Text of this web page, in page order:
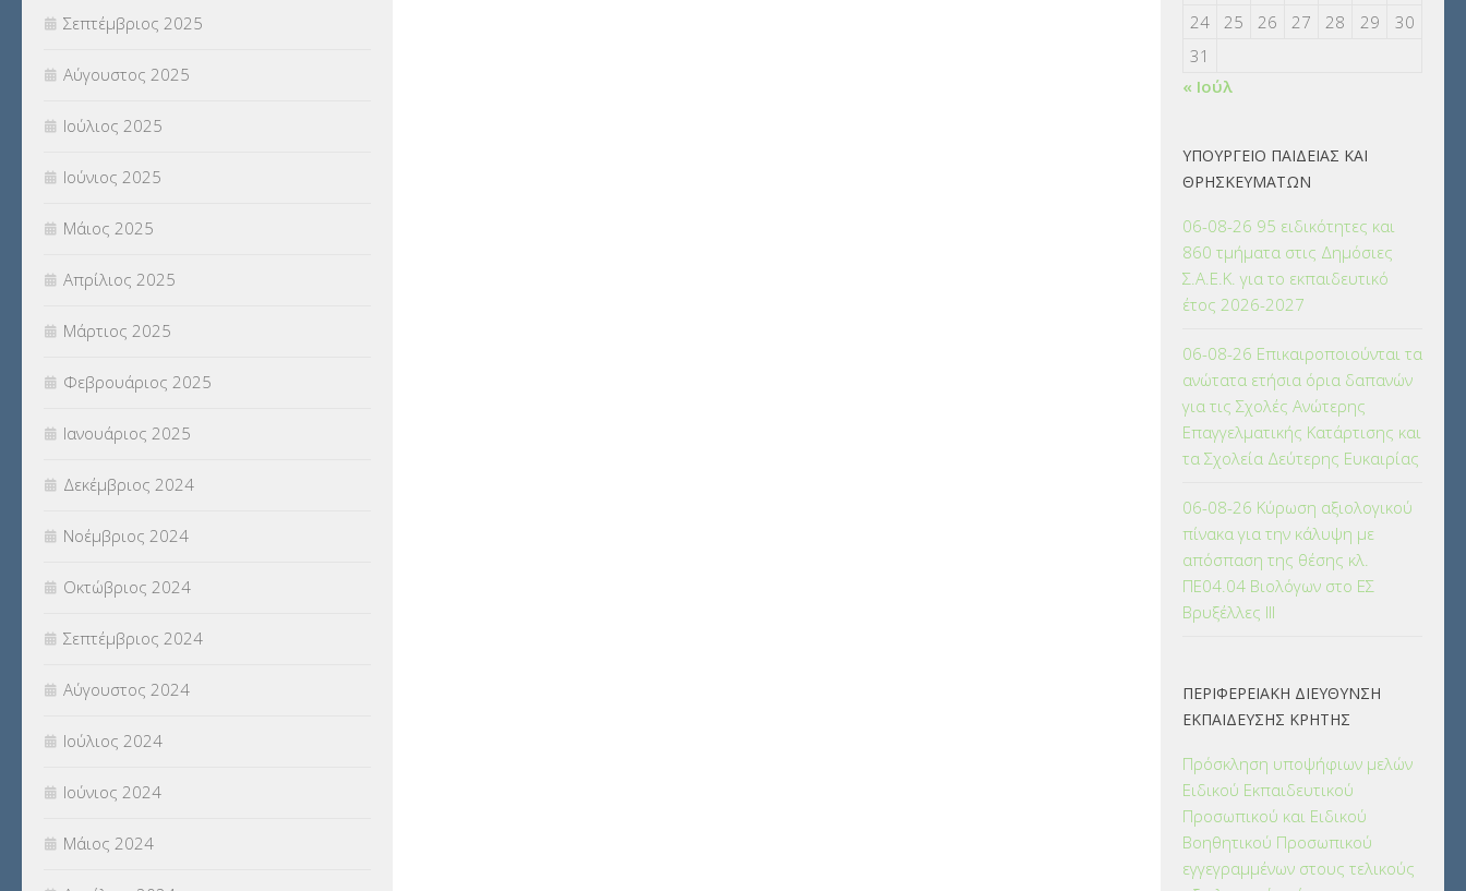
Χωρίς κατηγορία(55)
Σεπτέμβριος 2025
Αύγουστος 2025
Ιούλιος 2025
Ιούνιος 2025
Μάιος 2025
Απρίλιος 2025
Μάρτιος 2025
Φεβρουάριος 2025
Ιανουάριος 2025
Δεκέμβριος 2024
Νοέμβριος 2024
Οκτώβριος 2024
Σεπτέμβριος 2024
Αύγουστος 2024
Ιούλιος 2024
Ιούνιος 2024
Μάιος 2024
24
25 26 27 28 29
30
31
« Ιούλ
ΥΠΟΥΡΓΕΙΟ ΠΑΙΔΕΙΑΣ ΚΑΙ
ΘΡΗΣΚΕΥΜΑΤΩΝ
06-08-26 95 ειδικότητες και
860 τμήματα στις Δημόσιες
Σ.Α.Ε.Κ. για το εκπαιδευτικό
έτος 2026-2027
06-08-26 Επικαιροποιούνται τα
ανώτατα ετήσια όρια δαπανών
για τις Σχολές Ανώτερης
Επαγγελματικής Κατάρτισης και
τα Σχολεία Δεύτερης Ευκαιρίας
06-08-26 Κύρωση αξιολογικού
πίνακα για την κάλυψη με
απόσπαση της θέσης κλ.
ΠΕ04.04 Βιολόγων στο ΕΣ
Βρυξέλλες ΙΙΙ
ΠΕΡΙΦΕΡΕΙΑΚΗ ΔΙΕΥΘΥΝΣΗ
ΕΚΠΑΙΔΕΥΣΗΣ ΚΡΗΤΗΣ
Πρόσκληση υποψήφιων μελών
Ειδικού Εκπαιδευτικού
Προσωπικού και Ειδικού
Βοηθητικού Προσωπικού
εγγεγραμμένων στους τελικούς